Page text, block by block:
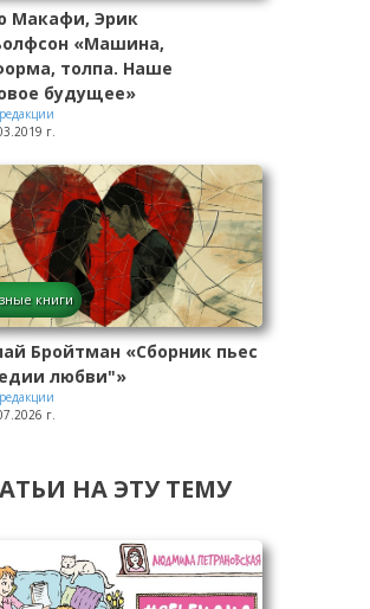
Макафи, Эрик
«Машина,
толпа. Наше
будущее»
г.
книги
Бройтман «Сборник пьес
любви"»
г.
НА ЭТУ ТЕМУ